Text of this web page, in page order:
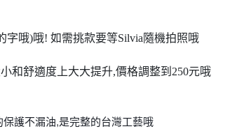
字哦)哦! 如需挑款要等Silvia隨機拍照哦
和舒適度上大大提升,價格調整到250元哦
護不漏油,是完整的台灣工藝哦